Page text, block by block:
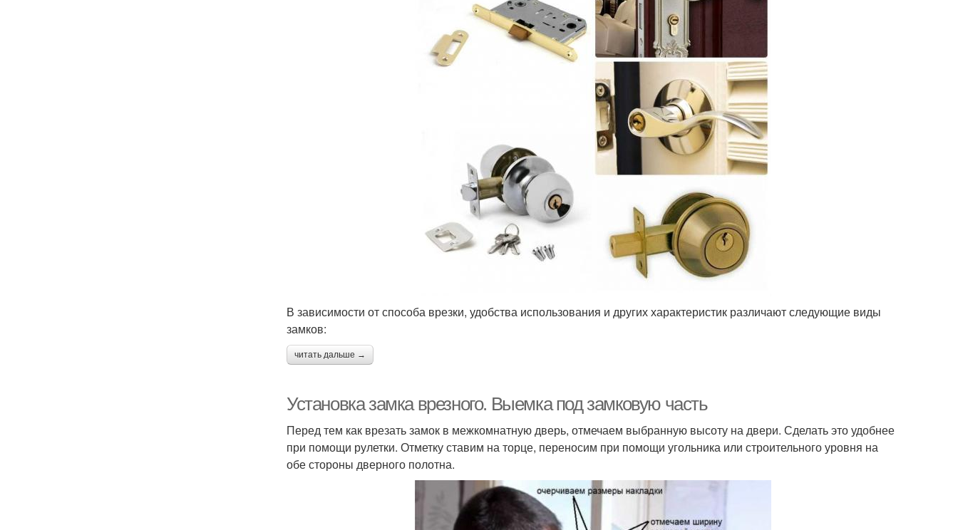
В зависимости от способа врезки, удобства использования и других характеристик различают следующие виды
замков:
читать дальше →
Установка замка врезного. Выемка под замковую часть
Перед тем как врезать замок в межкомнатную дверь, отмечаем выбранную высоту на двери. Сделать это удобнее
при помощи рулетки. Отметку ставим на торце, переносим при помощи угольника или строительного уровня на
обе стороны дверного полотна.